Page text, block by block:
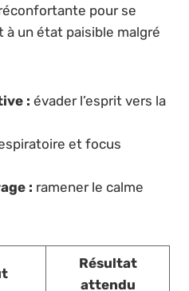
pour se
un état paisible malgré
: évader l’esprit vers la
et focus
: ramener le calme
Résultat
attendu